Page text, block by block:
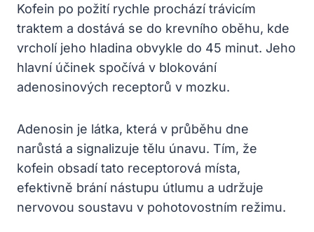
Kofein po požití rychle prochází trávicím
traktem a dostává se do krevního oběhu, kde
vrcholí jeho hladina obvykle do 45 minut. Jeho
hlavní účinek spočívá v blokování
adenosinových receptorů v mozku.
Adenosin je látka, která v průběhu dne
narůstá a signalizuje tělu únavu. Tím, že
kofein obsadí tato receptorová místa,
efektivně brání nástupu útlumu a udržuje
nervovou soustavu v pohotovostním režimu.